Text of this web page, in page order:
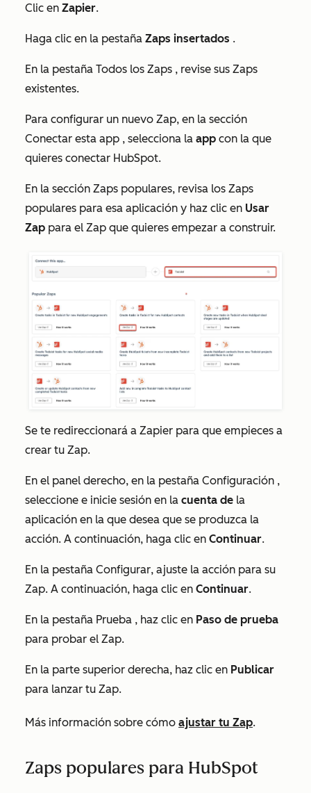
Clic en Zapier.
Haga clic en la pestaña Zaps insertados .
En la pestaña Todos los Zaps , revise sus Zaps
existentes.
Para configurar un nuevo Zap, en la sección
Conectar esta app , selecciona la app con la que
quieres conectar HubSpot.
En la sección Zaps populares, revisa los Zaps
populares para esa aplicación y haz clic en Usar
Zap para el Zap que quieres empezar a construir.
Se te redireccionará a Zapier para que empieces a
crear tu Zap.
En el panel derecho, en la pestaña Configuración ,
seleccione e inicie sesión en la cuenta de la
aplicación en la que desea que se produzca la
acción. A continuación, haga clic en Continuar.
En la pestaña Configurar, ajuste la acción para su
Zap. A continuación, haga clic en Continuar.
En la pestaña Prueba , haz clic en Paso de prueba
para probar el Zap.
En la parte superior derecha, haz clic en Publicar
para lanzar tu Zap.
Más información sobre cómo ajustar tu Zap.
Zaps populares para HubSpot